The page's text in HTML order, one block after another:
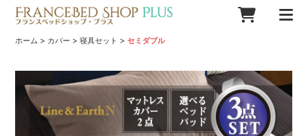
ホーム > カバー >寝具セット >セミダブル